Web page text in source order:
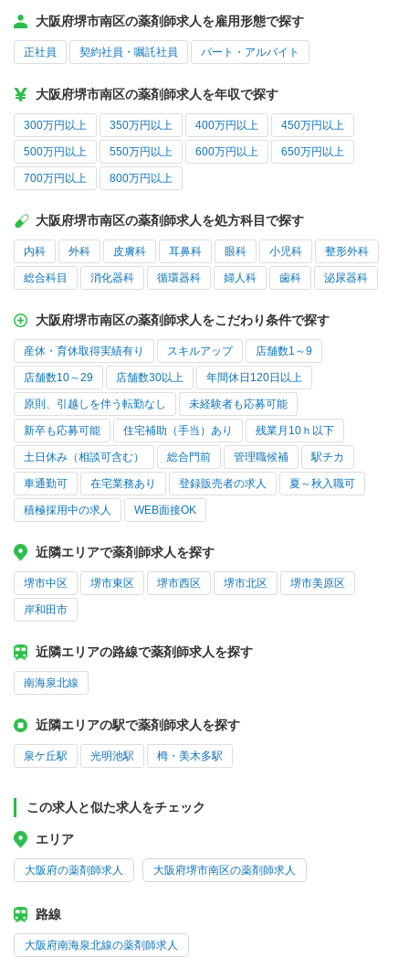
大阪府堺市南区の薬剤師求人を雇用形態で探す
正社員 契約社員・嘱託社員 パート・アルバイト
大阪府堺市南区の薬剤師求人を年収で探す
300万円以上 350万円以上 400万円以上 450万円以上
500万円以上 550万円以上 600万円以上 650万円以上
700万円以上 800万円以上
大阪府堺市南区の薬剤師求人を処方科目で探す
内科 外科 皮膚科 耳鼻科 眼科 小児科 整形外科
総合科目 消化器科 循環器科 婦人科 歯科 泌尿器科
大阪府堺市南区の薬剤師求人をこだわり条件で探す
産休・育休取得実績有り スキルアップ 店舗数1～9
店舗数10～29 店舗数30以上 年間休日120日以上
原則、引越しを伴う転勤なし 未経験者も応募可能
新卒も応募可能 住宅補助（手当）あり 残業月10ｈ以下
土日休み（相談可含む） 総合門前 管理職候補 駅チカ
車通勤可 在宅業務あり 登録販売者の求人 夏～秋入職可
積極採用中の求人 WEB面接OK
近隣エリアで薬剤師求人を探す
堺市中区 堺市東区 堺市西区 堺市北区 堺市美原区
岸和田市
近隣エリアの路線で薬剤師求人を探す
南海泉北線
近隣エリアの駅で薬剤師求人を探す
泉ケ丘駅 光明池駅 栂・美木多駅
この求人と似た求人をチェック
エリア
大阪府の薬剤師求人 大阪府堺市南区の薬剤師求人
路線
大阪府南海泉北線の薬剤師求人